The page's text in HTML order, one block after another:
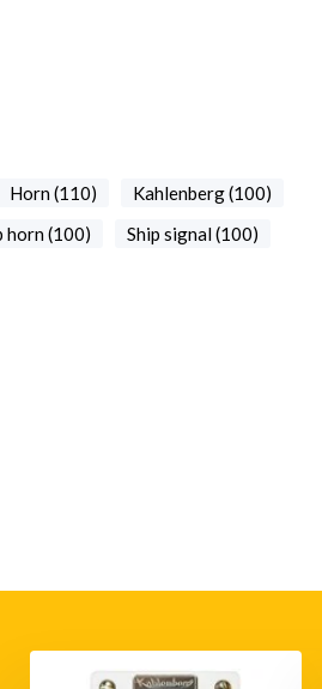
Horn (110)
Kahlenberg (100)
horn (100)
Ship signal (100)